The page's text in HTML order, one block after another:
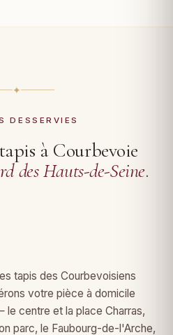
✦
DESSERVIES
à Courbevoie
des Hauts-de-Seine.
tapis des Courbevoisiens
votre pièce à domicile
le centre et la place Charras,
parc, le Faubourg-de-l'Arche,